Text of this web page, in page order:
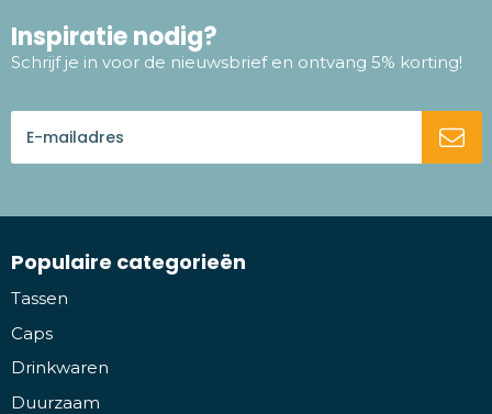
Inspiratie nodig?
Schrijf je in voor de nieuwsbrief en ontvang 5% korting!
Populaire categorieën
Tassen
Caps
Drinkwaren
Duurzaam